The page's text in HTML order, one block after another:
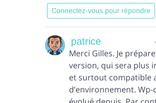
Connectez-vous pour répondre
patrice
Merci Gilles. Je
version, qui sera plus
et surtout compatible
d’environnement. Wp-